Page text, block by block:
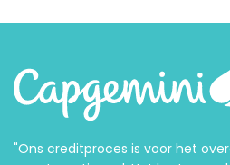
"Ons creditproces is voor het